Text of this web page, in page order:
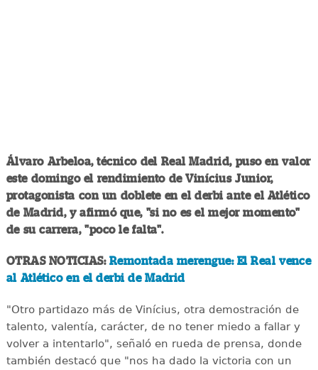
Álvaro Arbeloa, técnico del Real Madrid, puso en valor
este domingo el rendimiento de Vinícius Junior,
protagonista con un doblete en el derbi ante el Atlético
de Madrid, y afirmó que, "si no es el mejor momento"
de su carrera, "poco le falta".
OTRAS NOTICIAS: Remontada merengue: El Real vence
al Atlético en el derbi de Madrid
"Otro partidazo más de Vinícius, otra demostración de
talento, valentía, carácter, de no tener miedo a fallar y
volver a intentarlo", señaló en rueda de prensa, donde
también destacó que "nos ha dado la victoria con un